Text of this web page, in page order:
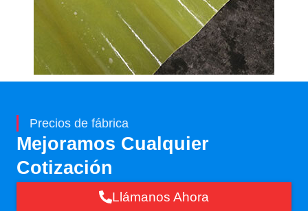
Precios de fábrica
Mejoramos Cualquier
Cotización
Llámanos Ahora